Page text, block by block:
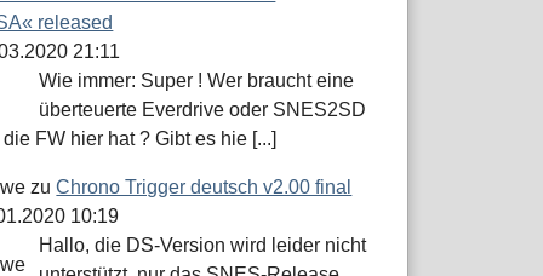
released
21:11
Wie immer: Super ! Wer braucht eine
überteuerte Everdrive oder SNES2SD
FW hier hat ? Gibt es hie [...]
zuChrono Trigger deutsch v2.00 final
10:19
Hallo, die DS-Version wird leider nicht